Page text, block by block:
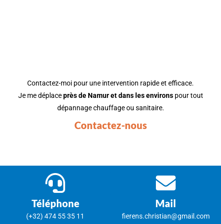
Contactez-moi pour une intervention rapide et efficace.
Je me déplaceprès de Namur et dans les environspour tout
dépannage chauffage ou sanitaire.
Contactez-nous
Téléphone
(+32) 474 55 35 11
Mail
fierens.christian@gmail.com